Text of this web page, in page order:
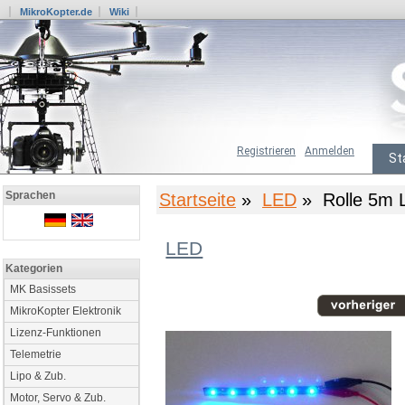
MikroKopter.de Wiki
Anmelden
Registrieren
Sprachen
Kategorien
MK Basissets
MikroKopter Elektronik
Lizenz-Funktionen
Telemetrie
Lipo & Zub.
Motor, Servo & Zub.
Startseite » LED » Rolle 5m
LED